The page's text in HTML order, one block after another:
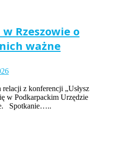
Rzeszowie o
ważne
relacji z konferencji „Usłysz
w Podkarpackim Urzędzie
Spotkanie…..